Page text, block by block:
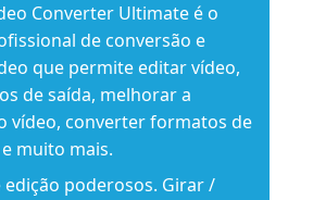
Converter Ultimate é o
de conversão e
que permite editar vídeo,
de saída, melhorar a
vídeo, converter formatos de
muito mais.
edição poderosos. Girar /